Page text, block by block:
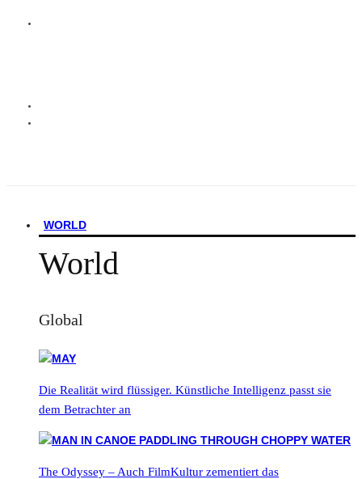
WORLD
World
Global
Die Realität wird flüssiger. Künstliche Intelligenz passt sie
dem Betrachter an
The Odyssey – Auch FilmKultur zementiert das